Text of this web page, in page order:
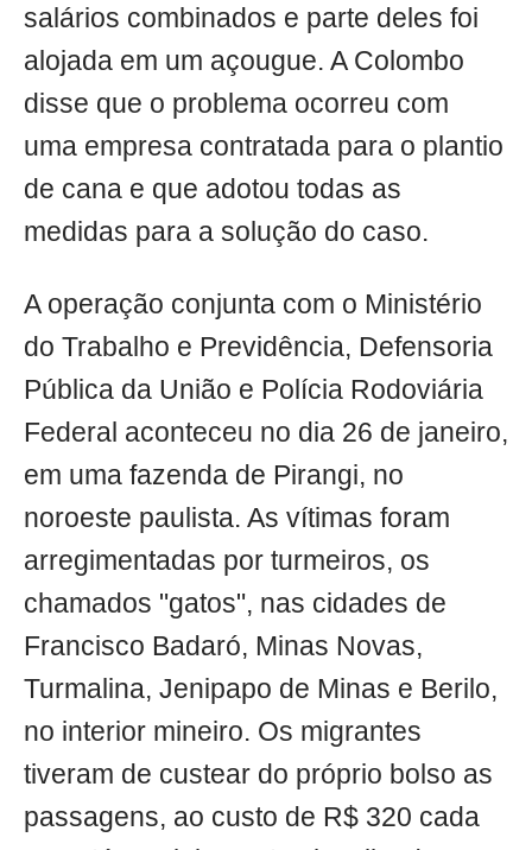
salários combinados e parte deles foi
alojada em um açougue. A Colombo
disse que o problema ocorreu com
uma empresa contratada para o plantio
de cana e que adotou todas as
medidas para a solução do caso.
A operação conjunta com o Ministério
do Trabalho e Previdência, Defensoria
Pública da União e Polícia Rodoviária
Federal aconteceu no dia 26 de janeiro,
em uma fazenda de Pirangi, no
noroeste paulista. As vítimas foram
arregimentadas por turmeiros, os
chamados "gatos", nas cidades de
Francisco Badaró, Minas Novas,
Turmalina, Jenipapo de Minas e Berilo,
no interior mineiro. Os migrantes
tiveram de custear do próprio bolso as
passagens, ao custo de R$ 320 cada